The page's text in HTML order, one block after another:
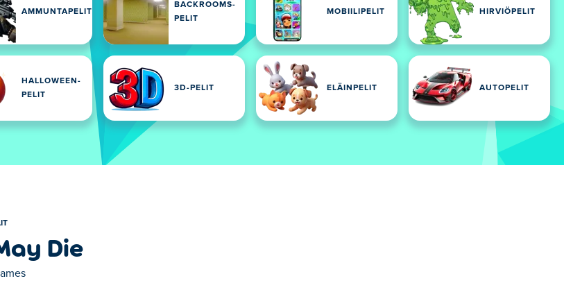
AMMUNTAPELIT
BACKROOMS-
PELIT
MOBIILIPELIT HIRVIÖPELIT
HALLOWEEN-
PELIT
3D-PELIT ELÄINPELIT AUTOPELIT
Die